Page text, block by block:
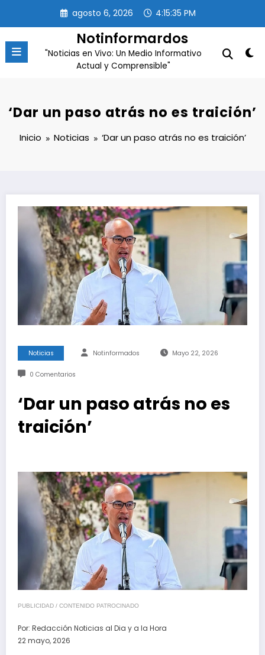
contenido
agosto 6, 2026 4:15:35 PM
Notinformardos
"Noticias en Vivo: Un Medio Informativo
Actual y Comprensible"
‘Dar un paso atrás no es traición’
Inicio Noticias ‘Dar un paso atrás no es traición’
Noticias Notinformados Mayo 22, 2026
0 Comentarios
‘Dar un paso atrás no es
traición’
PUBLICIDAD / CONTENIDO PATROCINADO
Por: Redacción Noticias al Dia y a la Hora
22 mayo, 2026